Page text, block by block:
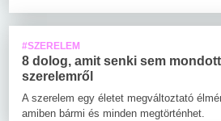
#SZERELEM
8 dolog, amit senki sem
szerelemről
A szerelem egy életet megváltoztató
amiben bármi és minden megtörténhet.